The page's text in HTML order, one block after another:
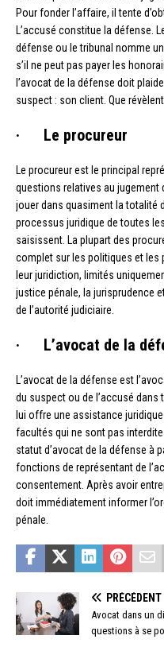
Pour fonder l’affaire, il tente
L’accusé constitue la défense.
défense ou le tribunal nomme
s’il ne peut pas payer les
l’avocat de la défense doit
suspect : son client. Que
· Le procureur
Le procureur est le principal
questions relatives au jugement
jouer dans quasiment la totalité
processus juridique de toutes
saisissent. La plupart des
complet sur les politiques et les
leur juridiction, limités
justice pénale, la jurisprudence
de l’autorité judiciaire.
· L’avocat de la
L’avocat de la défense est
du suspect ou de l’accusé
lui offre une assistance
facultés qui ne sont pas
statut d’avocat de la défense à
fonctions de représentant de
consentement. Après avoir
doit immédiatement informer
pénale.
PRÉCÉDENT
Avocat dans un
questions à se